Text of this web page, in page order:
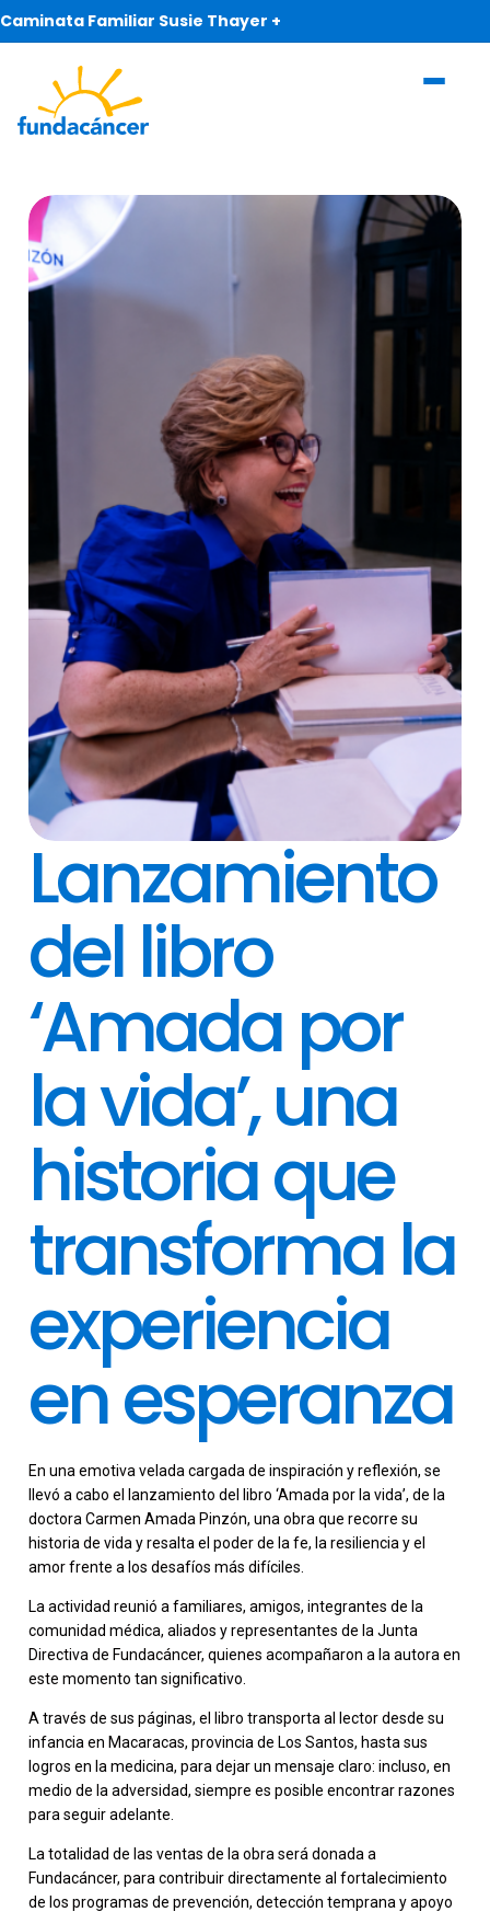
Caminata Familiar Susie Thayer +
Lanzamiento
del libro
‘Amada por
la vida’, una
historia que
transforma la
experiencia
en esperanza
En una emotiva velada cargada de inspiración y reflexión, se
llevó a cabo el lanzamiento del libro ‘Amada por la vida’, de la
doctora Carmen Amada Pinzón, una obra que recorre su
historia de vida y resalta el poder de la fe, la resiliencia y el
amor frente a los desafíos más difíciles.
La actividad reunió a familiares, amigos, integrantes de la
comunidad médica, aliados y representantes de la Junta
Directiva de Fundacáncer, quienes acompañaron a la autora en
este momento tan significativo.
A través de sus páginas, el libro transporta al lector desde su
infancia en Macaracas, provincia de Los Santos, hasta sus
logros en la medicina, para dejar un mensaje claro: incluso, en
medio de la adversidad, siempre es posible encontrar razones
para seguir adelante.
La totalidad de las ventas de la obra será donada a
Fundacáncer, para contribuir directamente al fortalecimiento
de los programas de prevención, detección temprana y apoyo